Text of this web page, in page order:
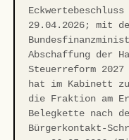
29.04.2026; mit
Abschaffung der
Steuerreform 2027
hat im Kabinett
die Fraktion am
Belegkette nach
Bürgerkontakt-